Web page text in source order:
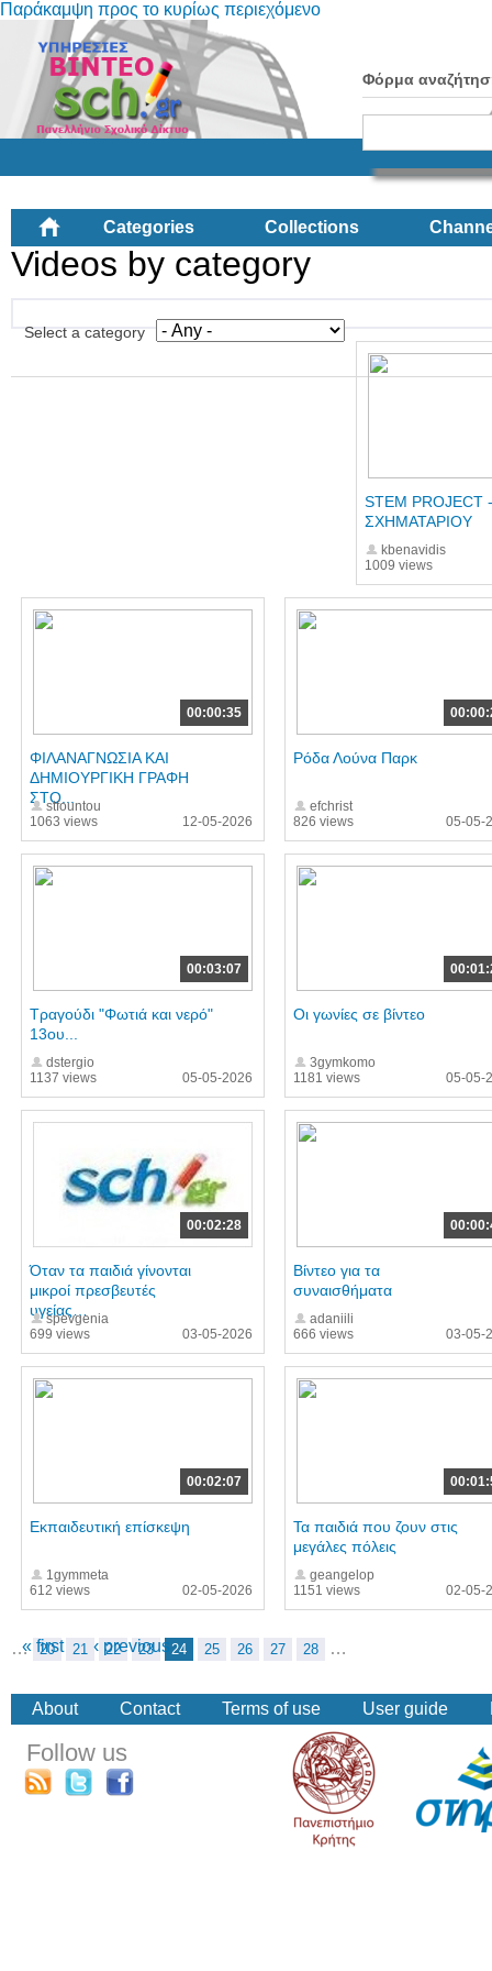
Παράκαμψη προς το κυρίως περιεχόμενο
Φόρμα
Categories Collections
Videos by category
Select a category
1009 views
STEM PROJECT
ΣΧΗΜΑΤΑΡΙΟΥ
kbenavidis
00:00:35
1063 views
ΦΙΛΑΝΑΓΝΩΣΙΑ ΚΑΙ
ΔΗΜΙΟΥΡΓΙΚΗ ΓΡΑΦΗ
ΣΤΟ...stfountou
12-05-2026
826 views
Ρόδα Λούνα Παρκ
efchrist
05-05-
00:03:07
1137 views
Τραγούδι "Φωτιά και νερό"
13oυ...
dstergio
05-05-2026
1181 views
Οι γωνίες σε βίντεο
3gymkomo
05-05-
00:02:28
699 views
Όταν τα παιδιά γίνονται
μικροί πρεσβευτές
υγείας…
spevgenia
03-05-2026
666 views
Βίντεο για τα
συναισθήματα
adaniili
03-05-
00:02:07
612 views
Εκπαιδευτική επίσκεψη
1gymmeta
02-05-2026
1151 views
Τα παιδιά που ζουν στις
μεγάλες πόλεις
geangelop
02-05-
« first ‹ previous
… 20 21 22 23 24 25 26 27 28 …
About Contact Terms of use User guide
Follow us